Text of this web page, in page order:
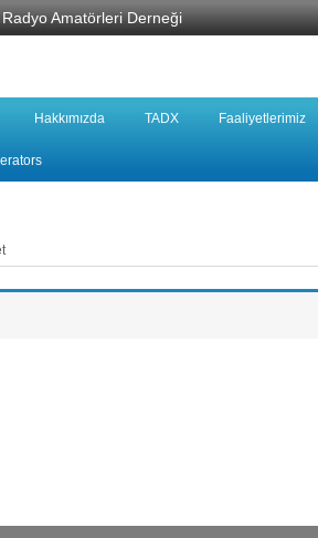
Amatörleri Derneği
Hakkımızda TADX Faaliyetlerimiz